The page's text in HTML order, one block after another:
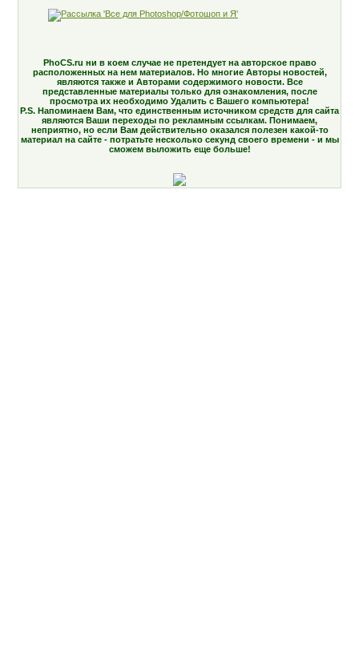
PhoCS.ru ни в коем случае не претендует на авторское право
расположенных на нем материалов. Но многие Авторы новостей,
являются также и Авторами содержимого новости. Все
представленные материалы только для ознакомления, после
просмотра их необходимо Удалить с Вашего компьютера!
P.S. Напоминаем Вам, что единственным источником средств для сайта
являются Ваши переходы по рекламным ссылкам. Понимаем,
неприятно, но если Вам действительно оказался полезен какой-то
материал на сайте - потратьте несколько секунд своего времени - и мы
сможем выложить еще больше!